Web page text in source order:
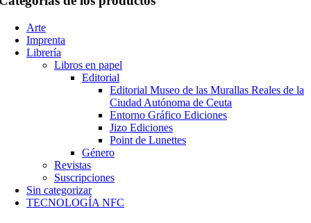
Arte
Imprenta
Librería
Libros en papel
Editorial
Editorial Museo de las Murallas Reales de la
Ciudad Autónoma de Ceuta
Entorno Gráfico Ediciones
Jizo Ediciones
Point de Lunettes
Género
Revistas
Suscripciones
Sin categorizar
TECNOLOGÍA NFC